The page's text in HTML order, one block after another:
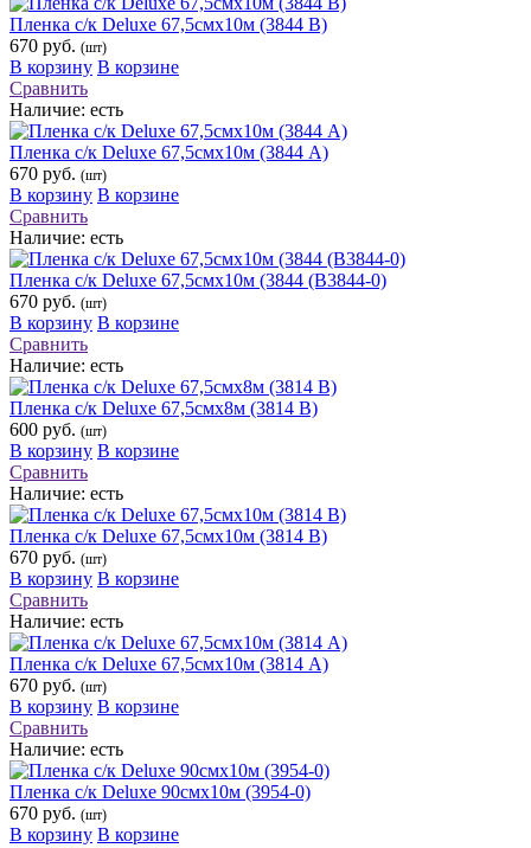
Пленка с/к Deluxe 67,5смх10м (3844 В)
670 руб. (шт)
В корзину В корзине
Сравнить
Наличие: есть
Пленка с/к Deluxe 67,5смх10м (3844 А)
670 руб. (шт)
В корзину В корзине
Сравнить
Наличие: есть
Пленка с/к Deluxe 67,5смх10м (3844 (В3844-0)
670 руб. (шт)
В корзину В корзине
Сравнить
Наличие: есть
Пленка с/к Deluxe 67,5смх8м (3814 В)
600 руб. (шт)
В корзину В корзине
Сравнить
Наличие: есть
Пленка с/к Deluxe 67,5смх10м (3814 В)
670 руб. (шт)
В корзину В корзине
Сравнить
Наличие: есть
Пленка с/к Deluxe 67,5смх10м (3814 А)
670 руб. (шт)
В корзину В корзине
Сравнить
Наличие: есть
Пленка с/к Deluxe 90смх10м (3954-0)
670 руб. (шт)
В корзину В корзине